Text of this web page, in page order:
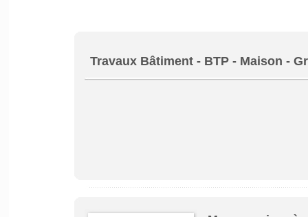
Travaux Bâtiment - BTP - Maison -